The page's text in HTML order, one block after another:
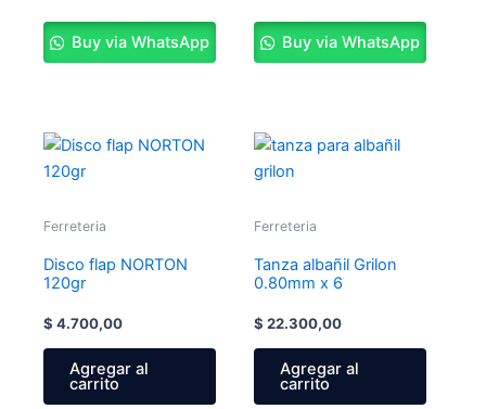
Buy via WhatsApp Buy via WhatsApp
Ferreteria
Disco flap NORTON
120gr
$ 4.700,00
Agregar al
carrito
Ferreteria
Tanza albañil Grilon
0.80mm x 6
$ 22.300,00
Agregar al
carrito